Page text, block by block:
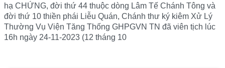
hạ CHỨNG, đời thứ 44 thuộc dòng Lâm Tế Chánh Tông và
đời thứ 10 thiền phái Liễu Quán, Chánh thư ký kiêm Xử Lý
Thường Vụ Viện Tăng Thống GHPGVN TN đã viên tịch lúc
16h ngày 24-11-2023 (12 tháng 10